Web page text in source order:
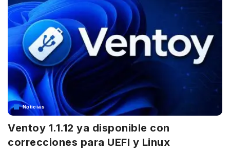
Noticias
Ventoy 1.1.12 ya disponible con
correcciones para UEFI y Linux